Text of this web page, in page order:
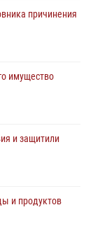
причинения
имущество
и защитили
и продуктов